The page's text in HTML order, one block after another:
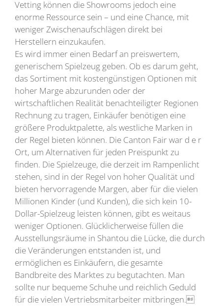
Vetting können die Showrooms jedoch eine
enorme Ressource sein – und eine Chance, mit
weniger Zwischenaufschlägen direkt bei
Herstellern einzukaufen.
Es wird immer einen Bedarf an preiswertem,
generischem Spielzeug geben. Ob es darum geht,
das Sortiment mit kostengünstigen Optionen mit
hoher Marge abzurunden oder der
wirtschaftlichen Realität benachteiligter Regionen
Rechnung zu tragen, Einkäufer benötigen eine
größere Produktpalette, als westliche Marken in
der Regel bieten können. Die Canton Fair war d e r
Ort, um Alternativen für jeden Preispunkt zu
finden. Die Spielzeuge, die derzeit im Rampenlicht
stehen, sind in der Regel von hoher Qualität und
bieten hervorragende Margen, aber für die vielen
Millionen Kinder (und Kunden), die sich kein 10-
Dollar-Spielzeug leisten können, gibt es weitaus
weniger Optionen. Glücklicherweise füllen die
Ausstellungsräume in Shantou die Lücke, die durch
die Veränderungen entstanden ist, und
ermöglichen es Einkäufern, die gesamte
Bandbreite des Marktes zu begutachten. Man
sollte nur bequeme Schuhe und reichlich Geduld
für die vielen Vertriebsmitarbeiter mitbringen.